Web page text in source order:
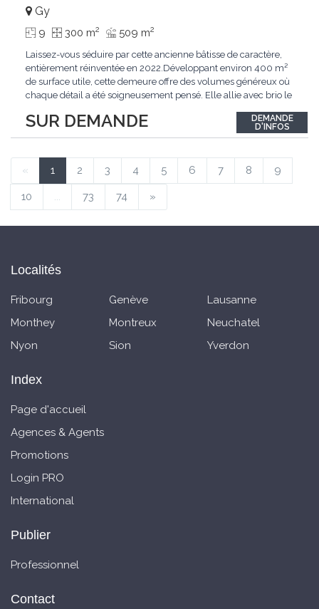
SUR DEMANDE
Gy
9 300 m2 509 m2
Laissez-vous séduire par cette ancienne bâtisse de caractère,
entièrement réinventée en 2022.Développant environ 400 m²
de surface utile, cette demeure offre des volumes généreux où
chaque détail a été soigneusement pensé. Elle allie avec brio le
contemporaines. Sa distribution harmonieuse et fonctionnelle a
été conçue pour répondre...
DEMANDE
D'INFOS
« 1 2 3 4 5 6 7 8 9
10 ... 73 74 »
Localités
Fribourg Genève
Lausanne
Monthey
Montreux
Neuchatel
Nyon
Sion Yverdon
Index
Page d'accueil
Agences & Agents
Promotions
Login PRO
International
Publier
Professionnel
Contact